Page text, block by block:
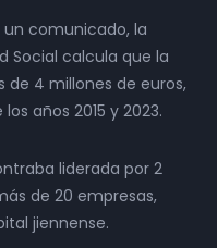
comunicado, la
Social calcula que la
4 millones de euros,
años 2015 y 2023.
liderada por 2
de 20 empresas,
jiennense.